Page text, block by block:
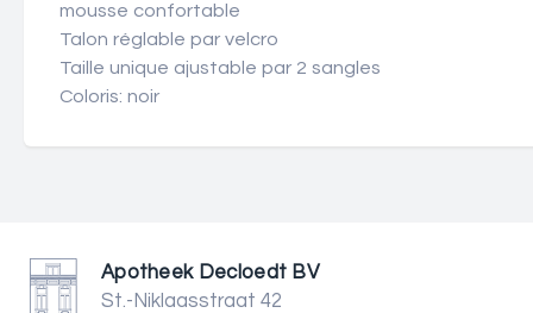
mousse confortable
Talon réglable par velcro
Taille unique ajustable par 2 sangles
Coloris: noir
Apotheek Decloedt BV
St.-Niklaasstraat 42